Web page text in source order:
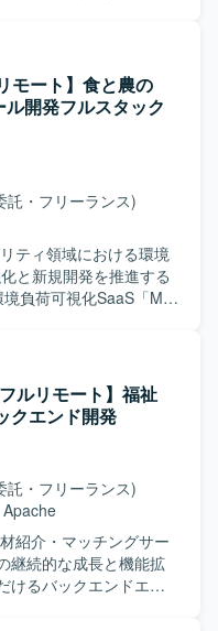
（Laravel）とAWS
発を行っていただきま
連携し、要件整理から
ただきます。リファ
自動化の推進による
FlowやCI/CDを活
チームの生産性を高
有も行っていただき
ております。関係者と
がら、要件や仕様を整
できる方を歓迎いたし
ドまで一気通貫で関わ
において技術面での意
て携わることができ
側との距離が近い環
。モダンな技術スタ
に関与していただけ
ームワークはRuby on
用しております。イン
、PostgreSQL、
はGitおよびGitHubを使
モート】食と農の
開発フルスタック
託・フリーランス)
ティ領域における環境
と新規開発を推進する
自社プロダクト・AIツ
エンド開発を担当し、
で商品の改良設計を
AI等）やAIコーディン
能の実装に携わり、3
能開発およびコード管
きます。要件定義か
、運用・保守、プロ
ます。 【求める
みづくり、アーキテク
を求めています。新し
ルリモート】福祉
クエンド開発
託・フリーランス)
Apache
紹介・マッチングサー
継続的な成長と機能拡
けるバックエンドエン